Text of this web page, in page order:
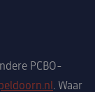
PCBO-
. Waar